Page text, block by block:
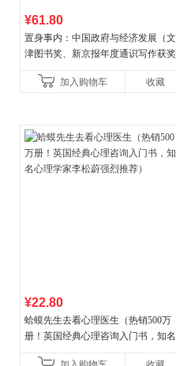
¥61.80
置身事内：中国政府与经济发展（文
津图书奖、新京报年度通识写作获奖
菘、张军、周黎安、王烁联
加入购物车 收藏
¥22.80
蛤蟆先生去看心理医生（热销500万
册！英国经典心理咨询入门书，知名